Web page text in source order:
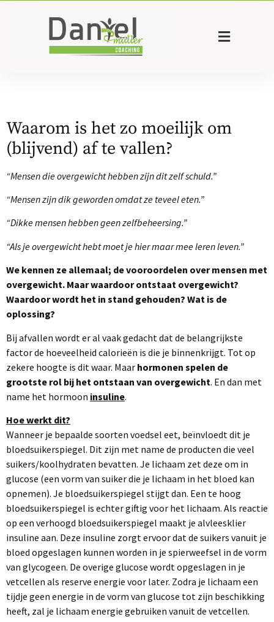
Waarom is het zo moeilijk om
(blijvend) af te vallen?
“Mensen die overgewicht hebben zijn dit zelf schuld.”
“Mensen zijn dik geworden omdat ze teveel eten.”
“Dikke mensen hebben geen zelfbeheersing.”
“Als je overgewicht hebt moet je hier maar mee leren leven.”
We kennen ze allemaal; de vooroordelen over mensen met
overgewicht. Maar waardoor ontstaat overgewicht?
Waardoor wordt het in stand gehouden? Wat is de
oplossing?
Bij afvallen wordt er al vaak gedacht dat de belangrijkste
factor de hoeveelheid calorieën is die je binnenkrijgt. Tot op
zekere hoogte is dit waar. Maar hormonen spelen de
grootste rol bij het ontstaan van overgewicht. En dan met
name het hormoon insuline.
Hoe werkt dit?
Wanneer je bepaalde soorten voedsel eet, beïnvloedt dit je
bloedsuikerspiegel. Dit zijn met name de producten die veel
suikers/koolhydraten bevatten. Je lichaam zet deze om in
glucose (een vorm van suiker die je lichaam in het bloed kan
opnemen). Je bloedsuikerspiegel stijgt dan. Een te hoog
bloedsuikerspiegel is echter giftig voor het lichaam. Als reactie
op een verhoogd bloedsuikerspiegel maakt je alvleesklier
insuline aan. Deze insuline zorgt ervoor dat de suikers vanuit je
bloed opgeslagen kunnen worden in je spierweefsel in de vorm
van glycogeen. De overige glucose wordt opgeslagen in je
vetcellen als reserve energie voor later. Zodra je lichaam een
tijdje geen energie in de vorm van glucose tot zijn beschikking
heeft, zal je lichaam energie gebruiken vanuit de vetcellen.